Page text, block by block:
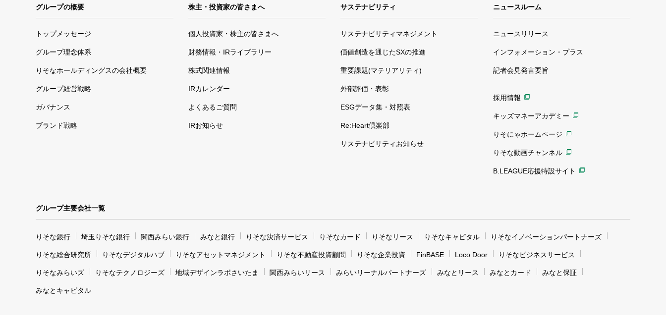
グループの概要
トップメッセージ
グループ理念体系
りそなホールディングスの会社概要
グループ経営戦略
ガバナンス
ブランド戦略
株主・投資家の皆さまへ
個人投資家・株主の皆さまへ
財務情報・IRライブラリー
株式関連情報
IRカレンダー
よくあるご質問
IRお知らせ
サステナビリティ
サステナビリティマネジメント
価値創造を通じたSXの推進
重要課題(マテリアリティ)
外部評価・表彰
ESGデータ集・対照表
Re:Heart倶楽部
サステナビリティお知らせ
ニュースルーム
ニュースリリース
インフォメーション・プラス
記者会見発言要旨
採用情報
キッズマネーアカデミー
りそにゃホームページ
りそな動画チャンネル
B.LEAGUE応援特設サイト
グループ主要会社一覧
りそな銀行 埼玉りそな銀行 関西みらい銀行 みなと銀行 りそな決済サービス りそなカード りそなリース りそなキャピタル りそなイノベーションパートナーズ
りそな総合研究所 りそなデジタルハブ りそなアセットマネジメント りそな不動産投資顧問 りそな企業投資 FinBASE Loco Door りそなビジネスサービス
りそなみらいズ りそなテクノロジーズ 地域デザインラボさいたま 関西みらいリース みらいリーナルパートナーズ みなとリース みなとカード みなと保証
みなとキャピタル